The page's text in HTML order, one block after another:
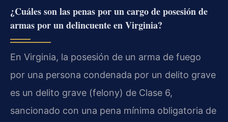
¿Cuáles son las penas por un cargo de posesión de
armas por un delincuente en Virginia?
En Virginia, la posesión de un arma de fuego
por una persona condenada por un delito grave
es un delito grave (felony) de Clase 6,
sancionado con una pena mínima obligatoria de